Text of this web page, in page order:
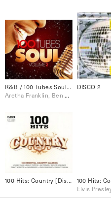
R&B / 100 Tubes Soul Vol.2
Aretha Franklin, Ben E. King, Bill Withers, Donald Byrd, Earth Wind & Fire, James Brown, Otis Redding, Ray Charles, Sarah Vaughan, The Temptations, Wilson Pickett
DISCO 2